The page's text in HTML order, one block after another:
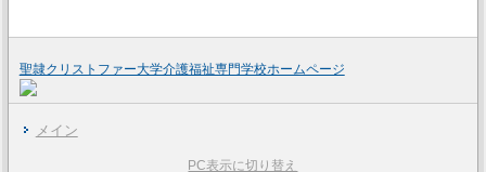
聖隷クリストファー大学介護福祉専門学校ホームページ
メイン
PC表示に切り替え